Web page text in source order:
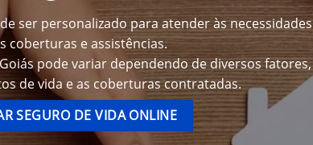
ser personalizado para atender às necessidades
coberturas e assistências.
pode variar dependendo de diversos fatores,
de vida e as coberturas contratadas.
SEGURO DE VIDA ONLINE